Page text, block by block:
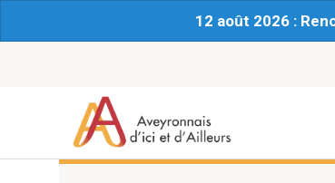
12 août 2026 :